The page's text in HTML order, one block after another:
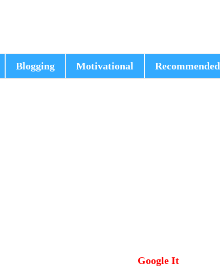
Blogging Motivational Recommended
Google It